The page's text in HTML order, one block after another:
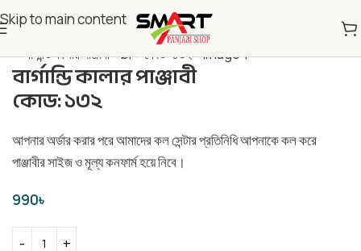
Skip to main content
বার্গান্ডি কালার পাঞ্জাবী
কোড: ১৩২
আপনার অর্ডার করার পরে আমাদের কল সেন্টার প্রতিনিধি আপনাকে কল করে
পাঞ্জাবীর সাইজ ও মূল্য কনফার্ম হয়ে নিবে।
990৳